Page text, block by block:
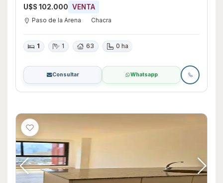
U$S 102.000 VENTA
Paso de la Arena Chacra
1 1 63 0 ha
Consultar Whatsapp